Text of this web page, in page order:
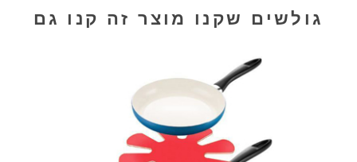
גולשים שקנו מוצר זה קנו גם